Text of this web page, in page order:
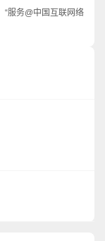
“服务@中国互联网络